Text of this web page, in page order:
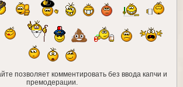
позволяет комментировать без ввода капчи и
премодерации.